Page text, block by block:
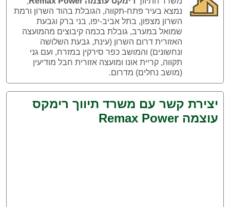
נמצא בעיר פתח-תקווה, הגובלת בהוד השרון ורמת
השרון מצפון, בתל אביב-יפו, בני ברק וגבעת
שמואל במערב, גובלת בכמה קיבוצים מהמועצה
האזורית דרום השרון (עינת, גבעת השלושה
ונחשונים) והמושב כפר סירקין במזרח, ועם גני
תקווה, קריית אונו ומועצה אזורית חבל מודיעין
(מושב נחלים) מדרום.
יצירת קשר עם משרד תיווך רימקס
עוצמה Remax Power